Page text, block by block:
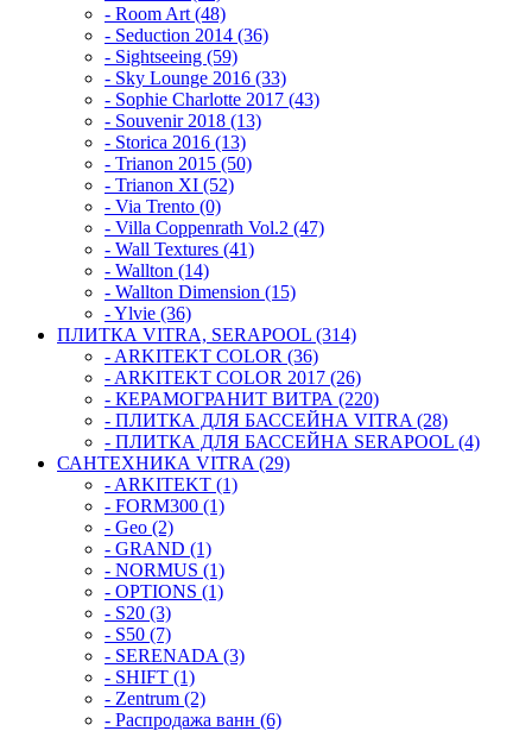
- Room Art (48)
- Seduction 2014 (36)
- Sightseeing (59)
- Sky Lounge 2016 (33)
- Sophie Charlotte 2017 (43)
- Souvenir 2018 (13)
- Storica 2016 (13)
- Trianon 2015 (50)
- Trianon XI (52)
- Via Trento (0)
- Villa Coppenrath Vol.2 (47)
- Wall Textures (41)
- Wallton (14)
- Wallton Dimension (15)
- Ylvie (36)
ПЛИТКА VITRA, SERAPOOL (314)
- ARKITEKT COLOR (36)
- ARKITEKT COLOR 2017 (26)
- КЕРАМОГРАНИТ ВИТРА (220)
- ПЛИТКА ДЛЯ БАССЕЙНА VITRA (28)
- ПЛИТКА ДЛЯ БАССЕЙНА SERAPOOL (4)
САНТЕХНИКА VITRA (29)
- ARKITEKT (1)
- FORM300 (1)
- Geo (2)
- GRAND (1)
- NORMUS (1)
- OPTIONS (1)
- S20 (3)
- S50 (7)
- SERENADA (3)
- SHIFT (1)
- Zentrum (2)
- Распродажа ванн (6)